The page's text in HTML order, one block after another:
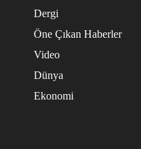
Dergi
Öne Çıkan Haberler
Video
Dünya
Ekonomi